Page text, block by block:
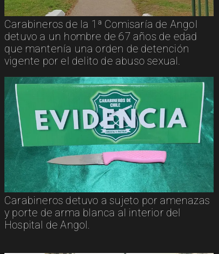
Carabineros de la 1ª Comisaría de Angol
detuvo a un hombre de 67 años de edad
que mantenía una orden de detención
vigente por el delito de abuso sexual.
Carabineros detuvo a sujeto por amenazas
y porte de arma blanca al interior del
Hospital de Angol.